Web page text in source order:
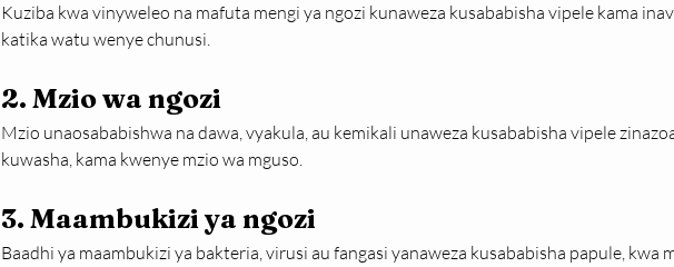
Kuziba kwa vinyweleo na mafuta mengi ya ngozi kunaweza kusababisha vipele kama
katika watu wenye chunusi.
2. Mzio wa ngozi
Mzio unaosababishwa na dawa, vyakula, au kemikali unaweza kusababisha vipele
kuwasha, kama kwenye mzio wa mguso.
3. Maambukizi ya ngozi
Baadhi ya maambukizi ya bakteria, virusi au fangasi yanaweza kusababisha papule, kwa